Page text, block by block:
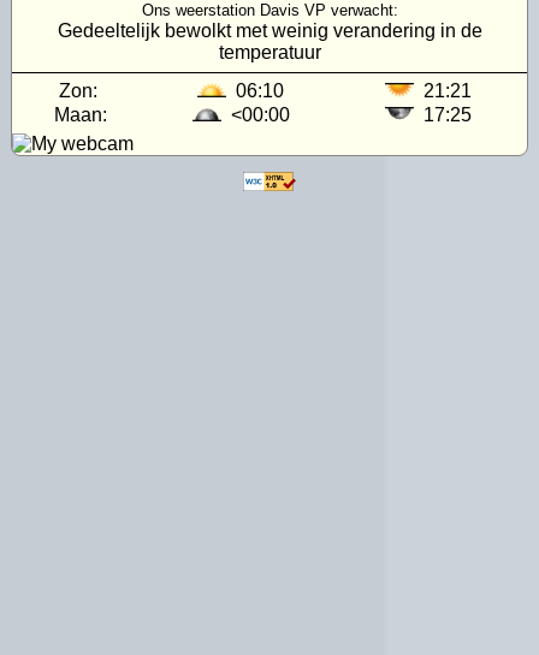
Ons weerstation Davis VP verwacht:
Gedeeltelijk bewolkt met weinig verandering in de
temperatuur
Zon:
06:10
21:21
Maan:
<00:00 17:25